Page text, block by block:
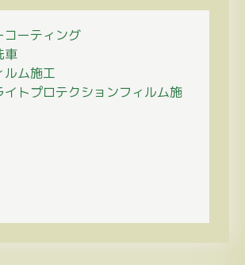
ーティング
車
ム施工
トプロテクションフィルム施